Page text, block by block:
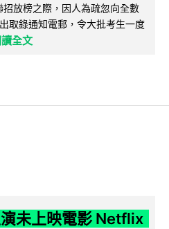
放榜之際，因人為疏忽向全數
取錄通知電郵，令大批考生一度
全文
未上映電影 Netflix